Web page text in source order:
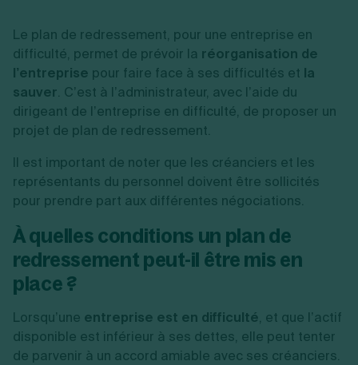
Le plan de redressement, pour une entreprise en
difficulté, permet de prévoir la réorganisation de
l’entreprise pour faire face à ses difficultés et la
sauver. C’est à l’administrateur, avec l’aide du
dirigeant de l’entreprise en difficulté, de proposer un
projet de plan de redressement.
Il est important de noter que les créanciers et les
représentants du personnel doivent être sollicités
pour prendre part aux différentes négociations.
À quelles conditions un plan de
redressement peut-il être mis en
place ?
Lorsqu’une entreprise est en difficulté, et que l’actif
disponible est inférieur à ses dettes, elle peut tenter
de parvenir à un accord amiable avec ses créanciers.